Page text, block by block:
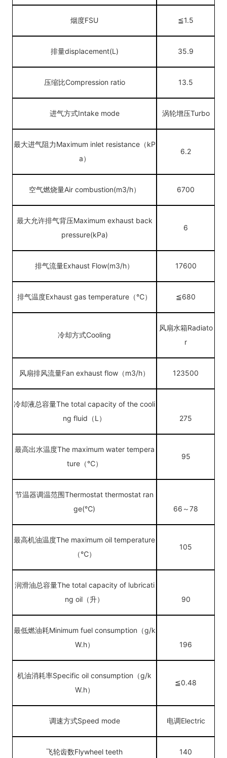
烟度FSU ≦1.5
排量displacement(L) 35.9
压缩比Compression ratio 13.5
进气方式Intake mode 涡轮增压Turbo
最大进气阻力Maximum inlet resistance（kP
a）
6.2
空气燃烧量Air combustion(m3/h） 6700
最大允许排气背压Maximum exhaust back
pressure(kPa)
6
排气流量Exhaust Flow(m3/h） 17600
排气温度Exhaust gas temperature（℃） ≦680
冷却方式Cooling
风扇水箱Radiato
r
风扇排风流量Fan exhaust flow（m3/h） 123500
冷却液总容量The total capacity of the cooli
ng fluid（L） 275
最高出水温度The maximum water tempera
ture（℃）
95
节温器调温范围Thermostat thermostat ran
ge(℃)
66～78
最高机油温度The maximum oil temperature
（℃）
105
润滑油总容量The total capacity of lubricati
ng oil（升）
90
最低燃油耗Minimum fuel consumption（g/k
W.h）
196
机油消耗率Specific oil consumption（g/k
W.h）
≦0.48
调速方式Speed mode 电调Electric
飞轮齿数Flywheel teeth 140